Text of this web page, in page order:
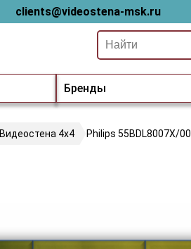
clients@videostena-msk.ru
Бренды
Видеостена 4х4 Philips 55BDL8007X/00